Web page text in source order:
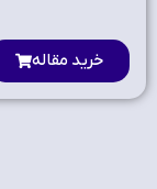
خرید مقاله